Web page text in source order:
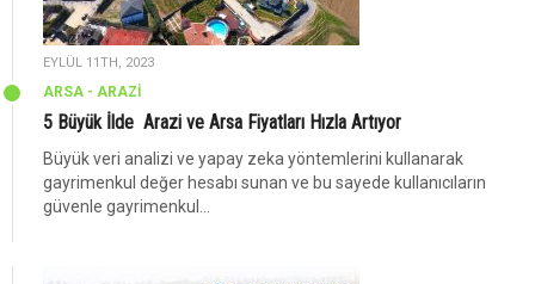
EYLÜL 11TH, 2023
ARSA - ARAZİ
5 Büyük İlde Arazi ve Arsa Fiyatları Hızla Artıyor
Büyük veri analizi ve yapay zeka yöntemlerini kullanarak
gayrimenkul değer hesabı sunan ve bu sayede kullanıcıların
güvenle gayrimenkul...